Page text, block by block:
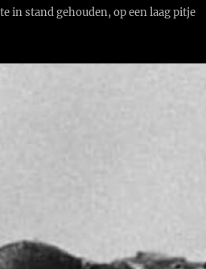
in stand gehouden, op een laag pitje